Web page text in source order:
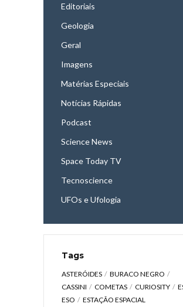
Editoriais
Geologia
Geral
Imagens
Matérias Especiais
Notícias Rápidas
Podcast
Science News
Space Today TV
Tecnoscience
UFOs e Ufologia
Tags
ASTERÓIDES
BURACO NEGRO
CASSINI
COMETAS CURIOSITY
ESO
ESTAÇÃO ESPACIAL